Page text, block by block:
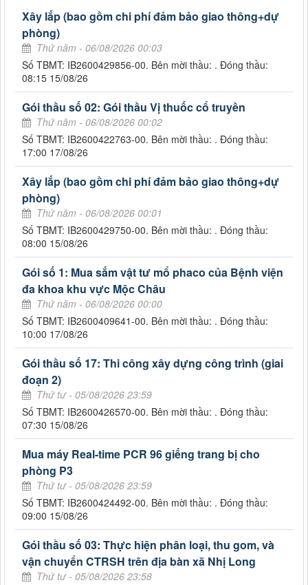
Xây lắp (bao gồm chi phí đảm bảo giao thông+dự
phòng)
Thứ năm - 06/08/2026 00:03
Số TBMT: IB2600429856-00. Bên mời thầu: . Đóng thầu:
08:15 15/08/26
Gói thầu số 02: Gói thầu Vị thuốc cổ truyền
Thứ năm - 06/08/2026 00:02
Số TBMT: IB2600422763-00. Bên mời thầu: . Đóng thầu:
17:00 17/08/26
Xây lắp (bao gồm chi phí đảm bảo giao thông+dự
phòng)
Thứ năm - 06/08/2026 00:01
Số TBMT: IB2600429750-00. Bên mời thầu: . Đóng thầu:
08:00 15/08/26
Gói số 1: Mua sắm vật tư mổ phaco của Bệnh viện
đa khoa khu vực Mộc Châu
Thứ năm - 06/08/2026 00:00
Số TBMT: IB2600409641-00. Bên mời thầu: . Đóng thầu:
10:00 17/08/26
Gói thầu số 17: Thi công xây dựng công trình (giai
đoạn 2)
Thứ tư - 05/08/2026 23:59
Số TBMT: IB2600426570-00. Bên mời thầu: . Đóng thầu:
07:30 15/08/26
Mua máy Real-time PCR 96 giếng trang bị cho
phòng P3
Thứ tư - 05/08/2026 23:59
Số TBMT: IB2600424492-00. Bên mời thầu: . Đóng thầu:
09:00 15/08/26
Gói thầu số 03: Thực hiện phân loại, thu gom, và
vận chuyển CTRSH trên địa bàn xã Nhị Long
Thứ tư - 05/08/2026 23:58